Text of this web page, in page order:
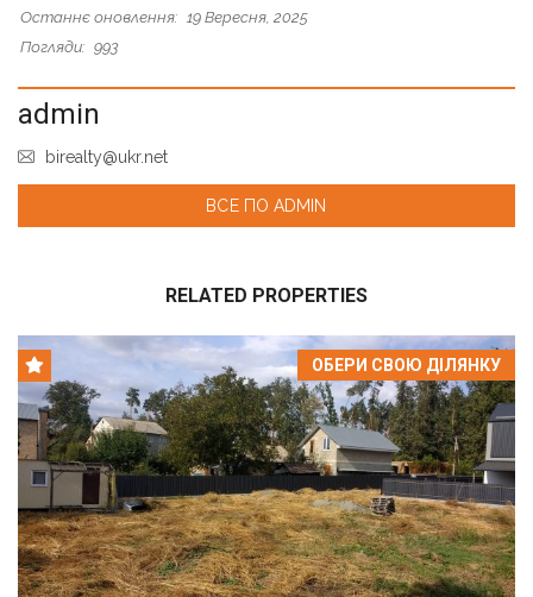
Останнє оновлення: 19 Вересня, 2025
Погляди: 993
admin
birealty@ukr.net
ВСЕ ПО ADMIN
RELATED PROPERTIES
ОБЕРИ СВОЮ ДІЛЯНКУ